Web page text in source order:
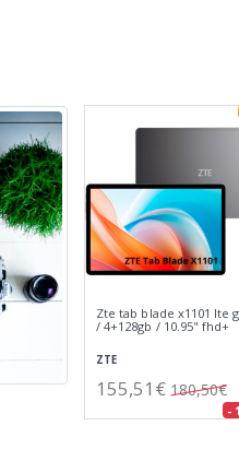
Zagg mophie essentials
black / cable usb-a (m) a
usb-c (m) 2m
ZAGG
5,58€ 7,81€